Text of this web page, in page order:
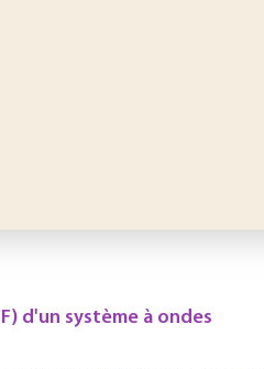
d'un système à ondes